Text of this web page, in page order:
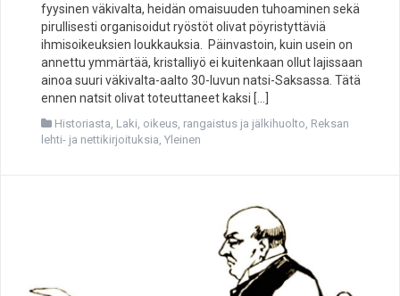
fyysinen väkivalta, heidän omaisuuden tuhoaminen sekä
pirullisesti organisoidut ryöstöt olivat pöyristyttäviä
ihmisoikeuksien loukkauksia. Päinvastoin, kuin usein on
annettu ymmärtää, kristalliyö ei kuitenkaan ollut lajissaan
ainoa suuri väkivalta-aalto 30-luvun natsi-Saksassa. Tätä
ennen natsit olivat toteuttaneet kaksi […]
Historiasta, Laki, oikeus, rangaistus ja jälkihuolto, Reksan
lehti- ja nettikirjoituksia, Yleinen